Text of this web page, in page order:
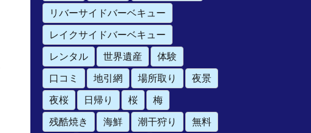
リバーサイドバーベキュー
レイクサイドバーベキュー
レンタル
世界遺産
体験
口コミ
地引網 場所取り
夜景
夜桜
日帰り 桜
梅
残酷焼き
海鮮 潮干狩り
無料